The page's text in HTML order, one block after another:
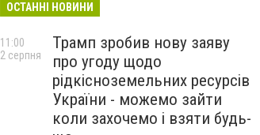
ОСТАННІ НОВИНИ
Трамп зробив нову заяву
про угоду щодо
рідкісноземельних ресурсів
України - можемо зайти
коли захочемо і взяти будь-
11:00
2 серпня